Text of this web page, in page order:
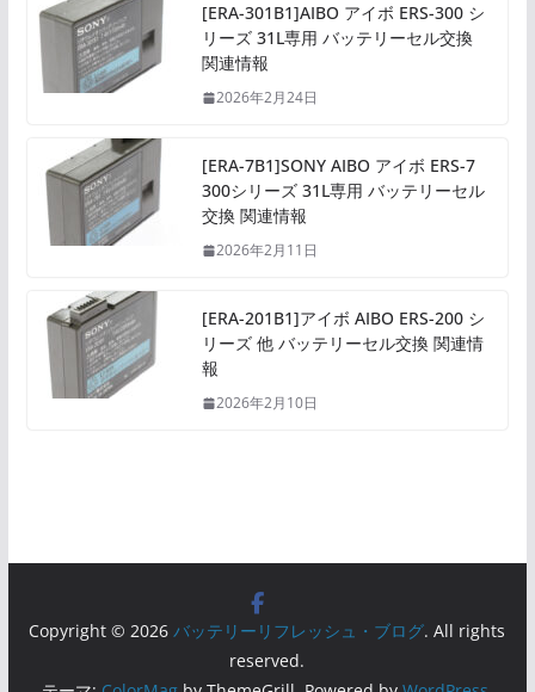
[ERA-301B1]AIBO アイボ ERS-300 シ
リーズ 31L専用 バッテリーセル交換
関連情報
2026年2月24日
[ERA-7B1]SONY AIBO アイボ ERS-7
300シリーズ 31L専用 バッテリーセル
交換 関連情報
2026年2月11日
[ERA-201B1]アイボ AIBO ERS-200 シ
リーズ 他 バッテリーセル交換 関連情
報
2026年2月10日
Copyright © 2026バッテリーリフレッシュ・ブログ. All rights
reserved.